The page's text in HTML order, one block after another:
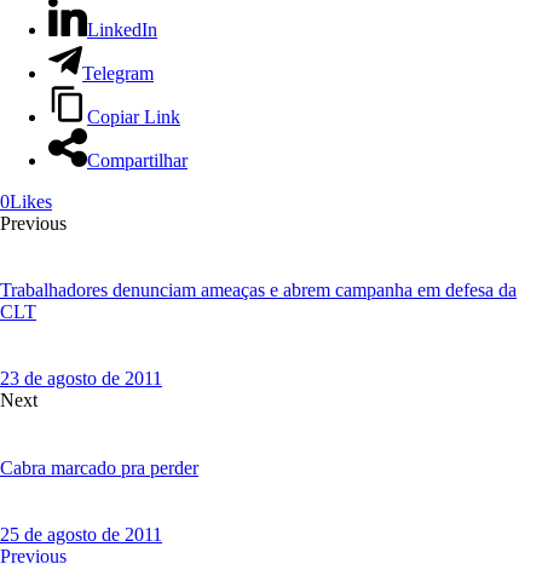
LinkedIn
Telegram
Copiar Link
Compartilhar
0Likes
Navegação
Previous
Trabalhadores denunciam ameaças e abrem campanha em defesa da
CLT
23 de agosto de 2011
Next
Cabra marcado pra perder
25 de agosto de 2011
Navegação
Previous